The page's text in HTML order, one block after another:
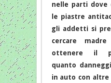
nelle parti dove
le piastre
gli addetti si
cercare
ottenere il
quanto
in auto con altre